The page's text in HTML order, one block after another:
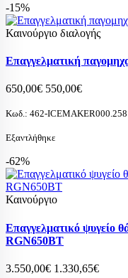
-15%
Καινούργιο διαλογής
Επαγγελματική
650,00€ 550,00€
Κωδ.: 462-ICEMAKER000.258
Εξαντλήθηκε
-62%
Καινούργιο
Επαγγελματικό ψυγείο
RGN650BT
3.550,00€ 1.330,65€